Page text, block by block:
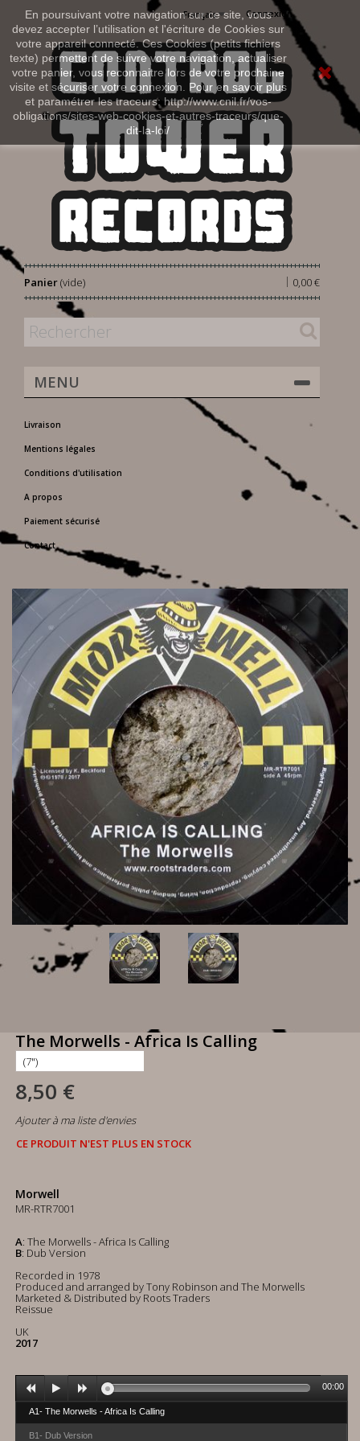
En poursuivant votre navigation sur ce site, vous
devez accepter l’utilisation et l'écriture de Cookies sur
votre appareil connecté. Ces Cookies (petits fichiers
texte) permettent de suivre votre navigation, actualiser
votre panier, vous reconnaitre lors de votre prochaine
visite et sécuriser votre connexion. Pour en savoir plus
et paramétrer les traceurs: http://www.cnil.fr/vos-
obligations/sites-web-cookies-et-autres-traceurs/que-
dit-la-loi/
Connexion
Français
Panier 0,00 €
|
(vide)
MENU
Livraison
Mentions légales
Conditions d'utilisation
A propos
Paiement sécurisé
Contact
The Morwells - Africa Is Calling
8,50 €
Ajouter à ma liste d'envies
CE PRODUIT N'EST PLUS EN STOCK
Morwell
MR-RTR7001
A: The Morwells - Africa Is Calling
B: Dub Version
Recorded in 1978
Produced and arranged by Tony Robinson and The Morwells
Marketed & Distributed by Roots Traders
Reissue
UK
2017
A1- The Morwells - Africa Is Calling
B1- Dub Version
00:00